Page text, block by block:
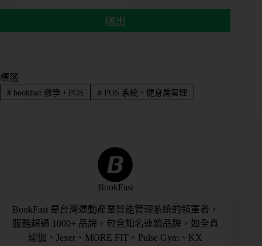
標籤
#bookfast 教學，POS #POS 系統，健身房管理
BookFast
BookFast 是台灣運動產業智能管理系統的領軍者，
服務超過 1000+ 品牌，包含知名連鎖品牌，如全真
瑜伽、Jexer、MORE FIT、Pulse Gym、KX